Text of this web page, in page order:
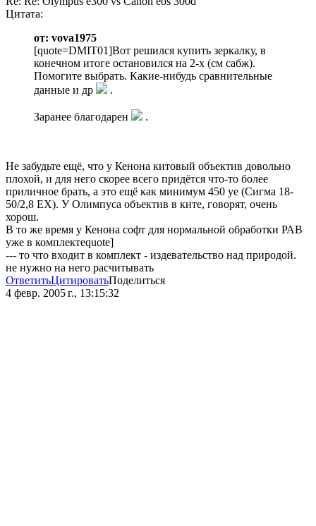
Цитата:
от: vova1975
[quote=DMIT01]Вот решился купить зеркалку, в
конечном итоге остановился на 2-х (см сабж).
Помогите выбрать. Какие-нибудь сравнительные
данные и др
.
Заранее благодарен .
Не забудьте ещё, что у Кенона китовый объектив довольно
плохой, и для него скорее всего придётся что-то более
приличное брать, а это ещё как минимум 450 уе (Сигма 18-
50/2,8 ЕХ). У Олимпуса объектив в ките, говорят, очень
хорош.
В то же время у Кенона софт для нормальной обработки РАВ
уже в комплектеquote]
--- то что входит в комплект - издевательство над природой.
не нужно на него расчитывать
ОтветитьЦитироватьПоделиться
4 февр. 2005 г., 13:15:32